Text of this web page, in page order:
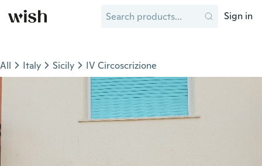
Sign in
All Italy Sicily IV Circoscrizione